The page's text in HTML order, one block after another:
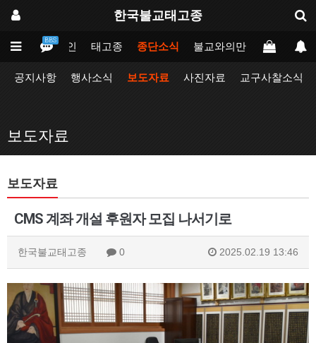
한국불교태고종
BBS
메인 태고종 종단소식 불교와의만남 업무포털
공지사항 행사소식 보도자료 사진자료 교구사찰소식
보도자료
보도자료
CMS 계좌 개설 후원자 모집 나서기로
한국불교태고종 0 2025.02.19 13:46